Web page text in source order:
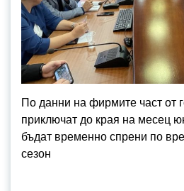
По данни на фирмите част от
приключат до края на месец
бъдат временно спрени по
сезон